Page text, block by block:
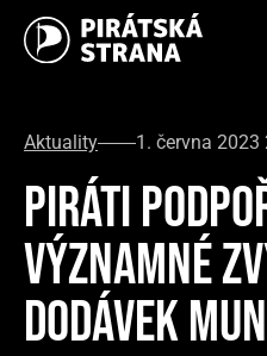
Aktuality 1. června 2023
PIRÁTI
VÝZNAMNÉ
DODÁVEK